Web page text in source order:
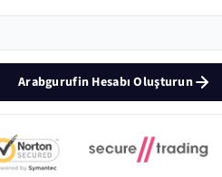
Arabgurufin Hesabı Oluşturun